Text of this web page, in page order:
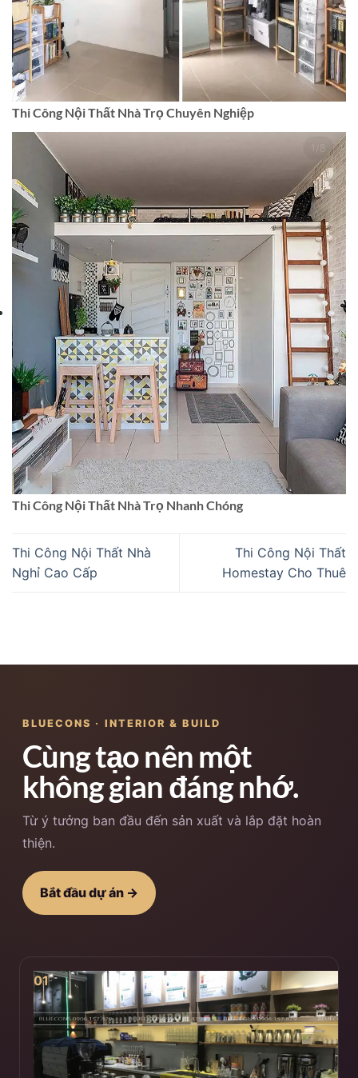
Thi Công Nội Thất Nhà Trọ Chuyên Nghiệp
Thi Công Nội Thất Nhà Trọ Nhanh Chóng
Thi Công Nội Thất Nhà
Nghỉ Cao Cấp
Thi Công Nội Thất
Homestay Cho Thuê
BLUECONS · INTERIOR & BUILD
Cùng tạo nên một
không gian đáng nhớ.
Từ ý tưởng ban đầu đến sản xuất và lắp đặt hoàn
thiện.
Bắt đầu dự án →
01